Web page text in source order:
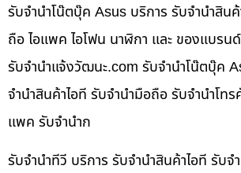
รับจำนำโน๊ตบุ๊ค Asus บริการ รับจำนำสิน
ถือ ไอแพค ไอโฟน นาฬิกา และ ของแบรน
รับจํานําแจ้งวัฒนะ.com รับจำนำโน๊ตบุ๊ค
จำนำสินค้าไอที รับจำนำมือถือ รับจำนำโท
แพค รับจำนำก
รับจำนำทีวี บริการ รับจำนำสินค้าไอที รับจ